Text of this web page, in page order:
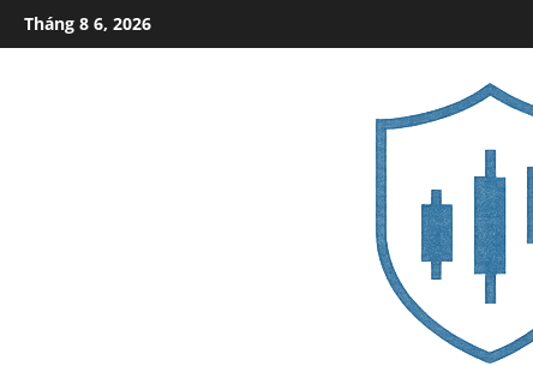
Skip
to
Tháng 8 6, 2026